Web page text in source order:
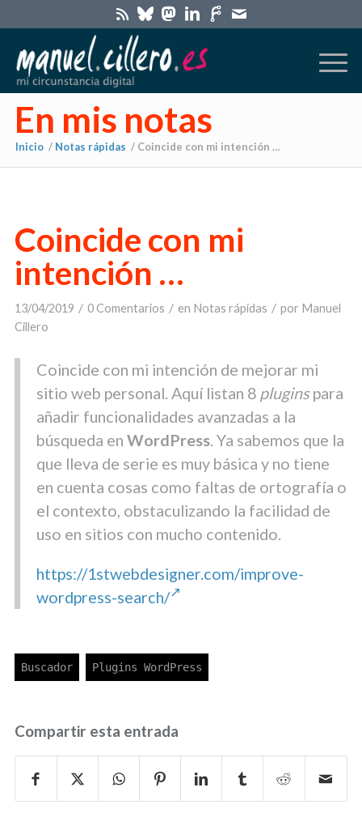
En mis notas
Inicio / Notas rápidas / Coincide con mi intención …
Coincide con mi
intención …
13/04/2019 / 0 Comentarios / en Notas rápidas / por Manuel
Cillero
Coincide con mi intención de mejorar mi
sitio web personal. Aquí listan 8 pluginspara
añadir funcionalidades avanzadas a la
búsqueda en WordPress. Ya sabemos que la
que lleva de serie es muy básica y no tiene
en cuenta cosas como faltas de ortografía o
el contexto, obstaculizando la facilidad de
uso en sitios con mucho contenido.
https://1stwebdesigner.com/improve-
wordpress-search/
Compartir esta entrada